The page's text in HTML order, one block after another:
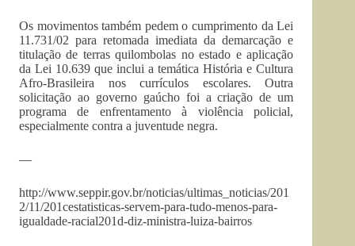
Os movimentos também pedem o cumprimento da Lei
11.731/02 para retomada imediata da demarcação e
titulação de terras quilombolas no estado e aplicação
da Lei 10.639 que inclui a temática História e Cultura
Afro-Brasileira nos currículos escolares. Outra
solicitação ao governo gaúcho foi a criação de um
programa de enfrentamento à violência policial,
especialmente contra a juventude negra.
—
http://www.seppir.gov.br/noticias/ultimas_noticias/201
2/11/201cestatisticas-servem-para-tudo-menos-para-
igualdade-racial201d-diz-ministra-luiza-bairros